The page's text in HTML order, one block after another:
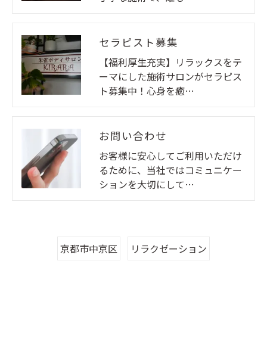
セラピスト募集
【福利厚生充実】リラックスをテ
ーマにした施術サロンがセラピス
ト募集中！心身を癒…
お問い合わせ
お客様に安心してご利用いただけ
るために、当社ではコミュニケー
ションを大切にして…
京都市中京区 リラクゼーション